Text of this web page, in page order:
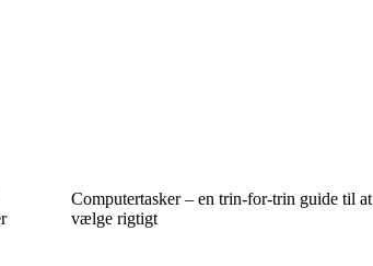
Computertasker – en trin-for-trin guide til at
vælge rigtigt